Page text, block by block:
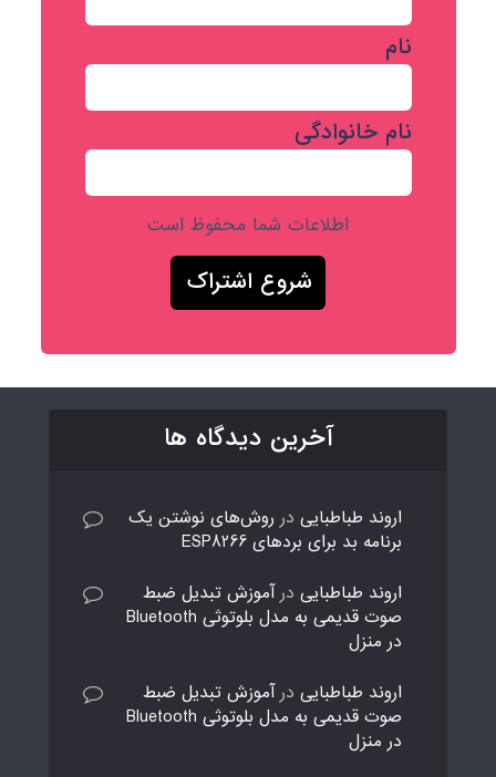
نام
نام خانوادگی
اطلاعات شما محفوظ است
آخرین دیدگاه ها
اروند طباطبایی در روش‌های نوشتن یک
برنامه بد برای بردهای ESP8266
اروند طباطبایی درآموزش تبدیل ضبط
صوت قدیمی به مدل بلوتوثی Bluetooth
در منزل
اروند طباطبایی درآموزش تبدیل ضبط
صوت قدیمی به مدل بلوتوثی Bluetooth
در منزل